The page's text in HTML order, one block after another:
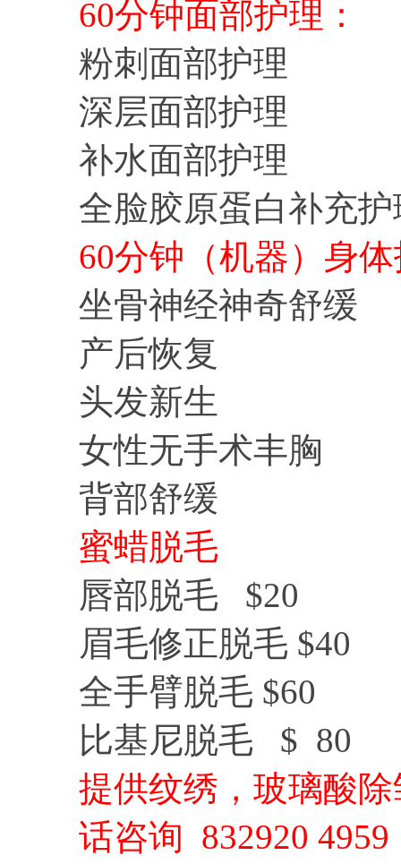
60分钟面部护理：
粉刺面部护理
深层面部护理
补水面部护理
全脸胶原蛋白补充护
60分钟（机器）身
坐骨神经神奇舒缓
产后恢复
头发新生
女性无手术丰胸
背部舒缓
蜜蜡脱毛
唇部脱毛 $20
眉毛修正脱毛 $40
全手臂脱毛 $60
比基尼脱毛
$ 80
提供纹绣，玻璃酸
话咨询 832920 4959